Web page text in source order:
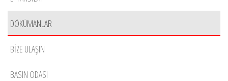
DÖKÜMANLAR
BIZE ULAŞIN
BASIN ODASI